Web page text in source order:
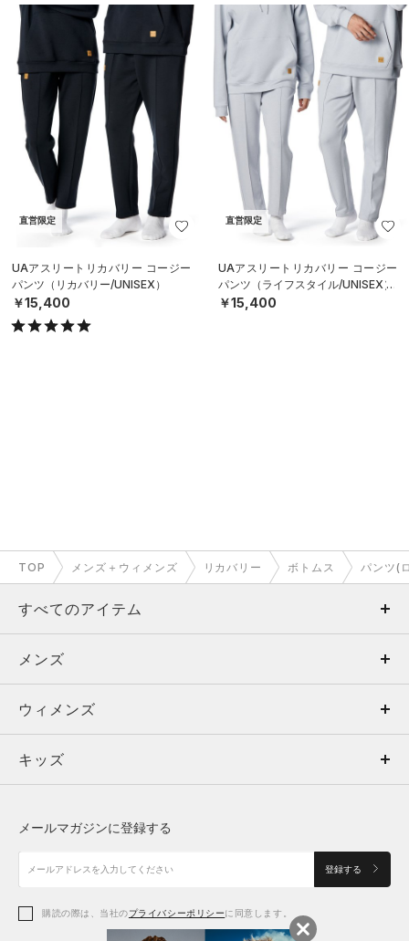
直営限定
UAアスリートリカバリー コージー
パンツ（リカバリー/UNISEX）
￥15,400
直営限定
UAアスリートリカバリー コージー
パンツ（ライフスタイル/UNISEX）
￥15,400
TOP メンズ＋ウィメンズ リカバリー ボトムス パンツ(
すべてのアイテム
メンズ
ウィメンズ
キッズ
アクセサリー
メンズ
トップス
ボトムス
アクセサリー
ウィメンズ
トップス
シューズ
アクセサリー
キッズ
シューズ
メールマガジンに登録する
登録する
購読の際は、当社のプライバシーポリシーに同意します。